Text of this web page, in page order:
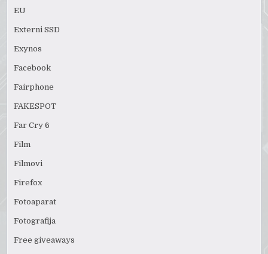
EU
Externi SSD
Exynos
Facebook
Fairphone
FAKESPOT
Far Cry 6
Film
Filmovi
Firefox
Fotoaparat
Fotografija
Free giveaways